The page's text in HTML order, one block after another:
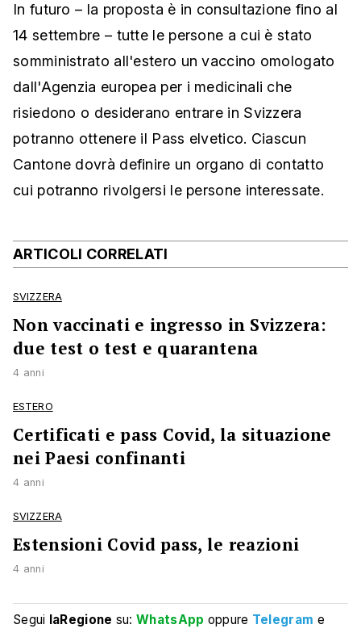
In futuro – la proposta è in consultazione fino al
14 settembre – tutte le persone a cui è stato
somministrato all'estero un vaccino omologato
dall'Agenzia europea per i medicinali che
risiedono o desiderano entrare in Svizzera
potranno ottenere il Pass elvetico. Ciascun
Cantone dovrà definire un organo di contatto
cui potranno rivolgersi le persone interessate.
ARTICOLI CORRELATI
SVIZZERA
Non vaccinati e ingresso in Svizzera:
due test o test e quarantena
4 anni
ESTERO
Certificati e pass Covid, la situazione
nei Paesi confinanti
4 anni
SVIZZERA
Estensioni Covid pass, le reazioni
4 anni
Segui laRegione su:WhatsApp oppure Telegram e